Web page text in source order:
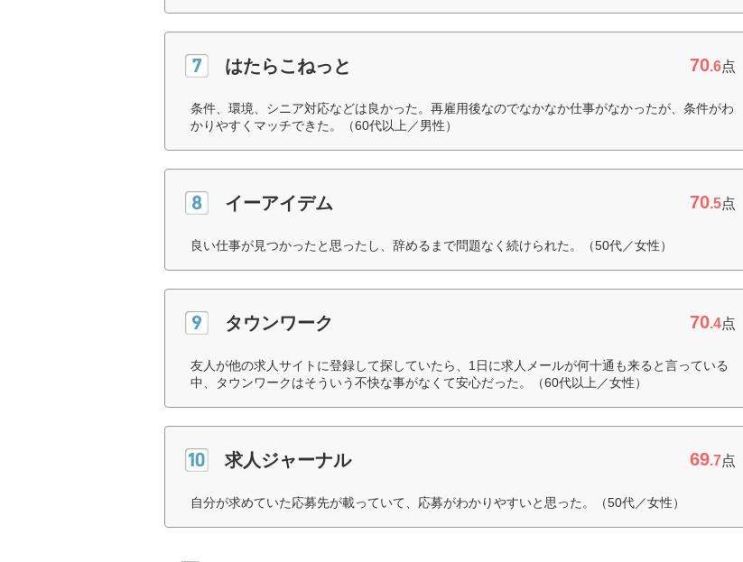
はたらこねっと 70.6点
条件、環境、シニア対応などは良かった。再雇用後なのでなかなか仕事がなかったが、条件がわ
かりやすくマッチできた。（60代以上／男性）
イーアイデム 70.5点
良い仕事が見つかったと思ったし、辞めるまで問題なく続けられた。（50代／女性）
タウンワーク 70.4点
友人が他の求人サイトに登録して探していたら、1日に求人メールが何十通も来ると言っている
中、タウンワークはそういう不快な事がなくて安心だった。（60代以上／女性）
求人ジャーナル 69.7点
自分が求めていた応募先が載っていて、応募がわかりやすいと思った。（50代／女性）